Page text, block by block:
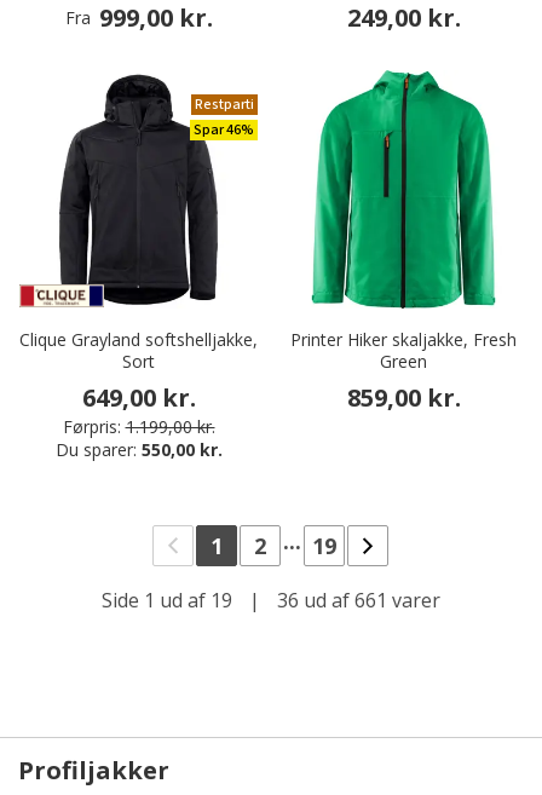
Fra 999,00 kr. 249,00 kr.
Restparti
Spar 46%
Clique Grayland softshelljakke,
Sort
649,00 kr.
Førpris: 1.199,00 kr.
Du sparer: 550,00 kr.
Printer Hiker skaljakke, Fresh
Green
859,00 kr.
1 2 ... 19
Side 1 ud af 19 | 36 ud af 661 varer
Profiljakker